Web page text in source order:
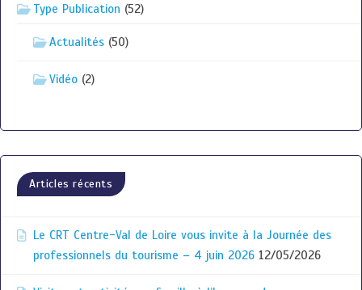
Type Publication (52)
Actualités (50)
Vidéo (2)
Articles récents
Le CRT Centre-Val de Loire vous invite à la Journée des
professionnels du tourisme – 4 juin 2026 12/05/2026